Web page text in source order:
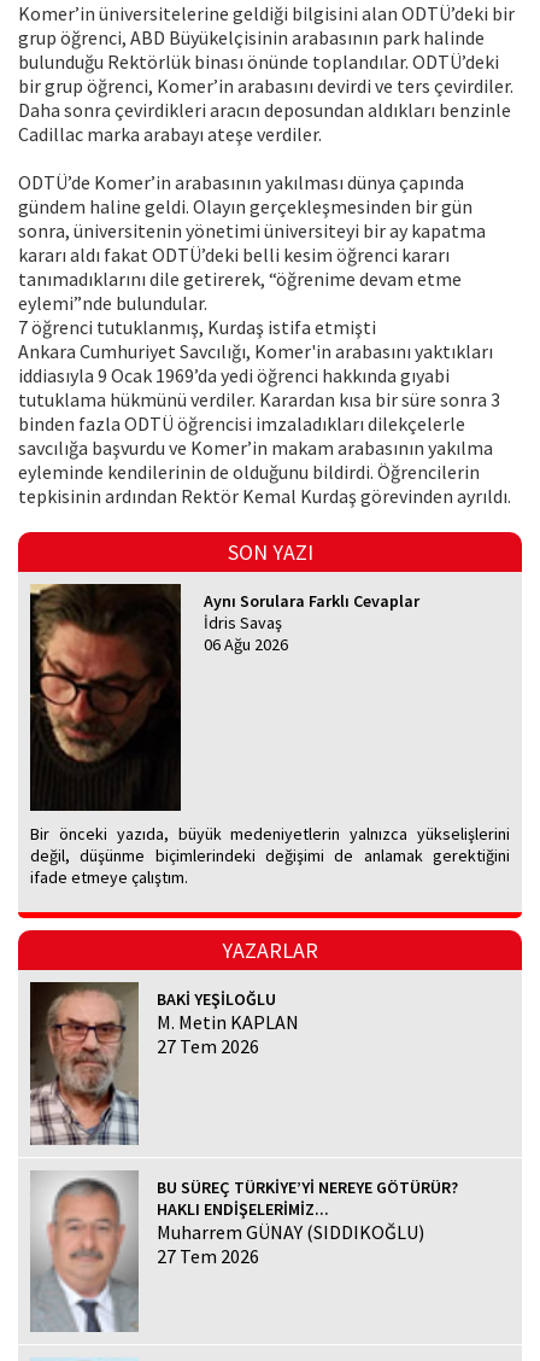
Komer’in üniversitelerine geldiği bilgisini alan ODTÜ’deki bir
grup öğrenci, ABD Büyükelçisinin arabasının park halinde
bulunduğu Rektörlük binası önünde toplandılar. ODTÜ’deki
bir grup öğrenci, Komer’in arabasını devirdi ve ters çevirdiler.
Daha sonra çevirdikleri aracın deposundan aldıkları benzinle
Cadillac marka arabayı ateşe verdiler.
ODTÜ’de Komer’in arabasının yakılması dünya çapında
gündem haline geldi. Olayın gerçekleşmesinden bir gün
sonra, üniversitenin yönetimi üniversiteyi bir ay kapatma
kararı aldı fakat ODTÜ’deki belli kesim öğrenci kararı
tanımadıklarını dile getirerek, “öğrenime devam etme
eylemi”nde bulundular.
7 öğrenci tutuklanmış, Kurdaş istifa etmişti
Ankara Cumhuriyet Savcılığı, Komer'in arabasını yaktıkları
iddiasıyla 9 Ocak 1969’da yedi öğrenci hakkında gıyabi
tutuklama hükmünü verdiler. Karardan kısa bir süre sonra 3
binden fazla ODTÜ öğrencisi imzaladıkları dilekçelerle
savcılığa başvurdu ve Komer’in makam arabasının yakılma
eyleminde kendilerinin de olduğunu bildirdi. Öğrencilerin
tepkisinin ardından Rektör Kemal Kurdaş görevinden ayrıldı.
SON YAZI
Aynı Sorulara Farklı Cevaplar
İdris Savaş
06 Ağu 2026
Bir önceki yazıda, büyük medeniyetlerin yalnızca yükselişlerini
değil, düşünme biçimlerindeki değişimi de anlamak gerektiğini
ifade etmeye çalıştım.
YAZARLAR
BAKİ YEŞİLOĞLU
M. Metin KAPLAN
27 Tem 2026
BU SÜREÇ TÜRKİYE’Yİ NEREYE GÖTÜRÜR?
HAKLI ENDİŞELERİMİZ...
Muharrem GÜNAY (SIDDIKOĞLU)
27 Tem 2026